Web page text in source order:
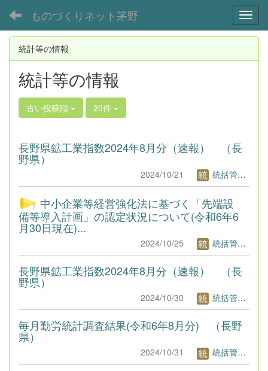
ものづくりネット茅野
統計等の情報
統計等の情報
古い投稿順 20件
長野県鉱工業指数2024年8月分（速報） （長
野県）
2024/10/21 統括管理者1
中小企業等経営強化法に基づく「先端設
備等導入計画」の認定状況について(令和6年6
月30日現在)...
2024/10/25 統括管理者1
長野県鉱工業指数2024年8月分（速報） （長
野県）
2024/10/30 統括管理者1
毎月勤労統計調査結果(令和6年8月分) （長野
県）
2024/10/31 統括管理者1